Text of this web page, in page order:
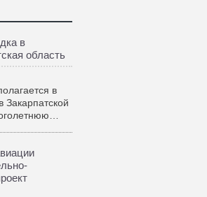
в
область
в
Закарпатской